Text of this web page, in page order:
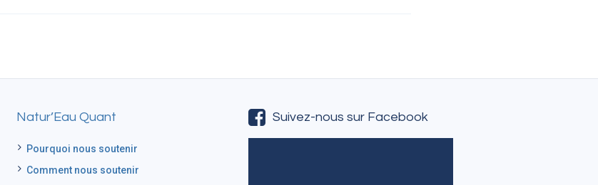
Natur’Eau Quant
Pourquoi nous soutenir
Comment nous soutenir
Suivez-nous sur Facebook